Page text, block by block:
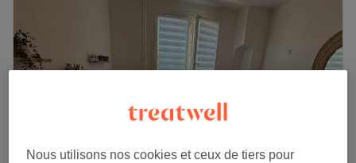
Nous utilisons nos cookies et ceux de tiers pour